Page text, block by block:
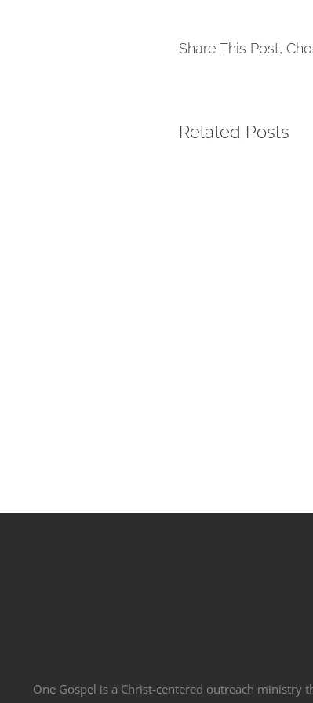
Share This Post,
Related Posts
One Gospel is a Christ-centered outreach ministry